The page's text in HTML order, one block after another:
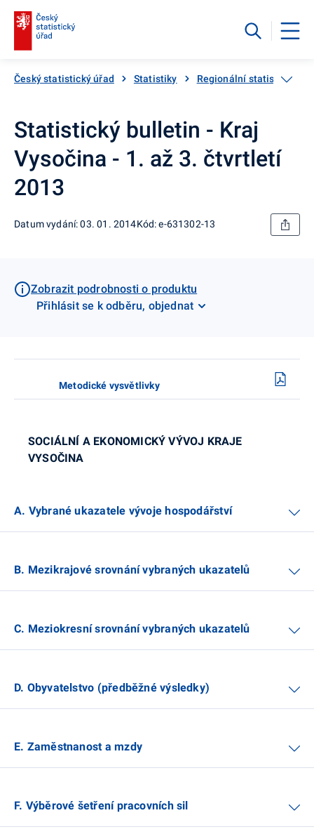
Český statistický úřad Statistiky Regionální statistiky
Statistický bulletin - Kraj
Vysočina - 1. až 3. čtvrtletí
2013
Datum vydání: 03. 01. 2014Kód: e-631302-13
Zobrazit podrobnosti o produktu
Přihlásit se k odběru, objednat
Metodické vysvětlivky
SOCIÁLNÍ A EKONOMICKÝ VÝVOJ KRAJE
VYSOČINA
A. Vybrané ukazatele vývoje hospodářství
B. Mezikrajové srovnání vybraných ukazatelů
C. Meziokresní srovnání vybraných ukazatelů
D. Obyvatelstvo (předběžné výsledky)
E. Zaměstnanost a mzdy
F. Výběrové šetření pracovních sil